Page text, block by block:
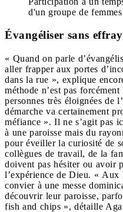
d'un groupe de
Évangéliser sans
« Quand on parle
aller frapper aux portes
dans la rue », explique
méthode n’est pas
personnes très éloignées de
démarche va certainement
méfiance ». Il ne s’agit pas
à une paroisse mais du
pour éveiller la curiosité de
collègues de travail, de la
doivent pas hésiter ou avoir
l’expérience de Dieu. « Aux
convier à une messe
découvrir leur paroisse,
fish and chips », détaille